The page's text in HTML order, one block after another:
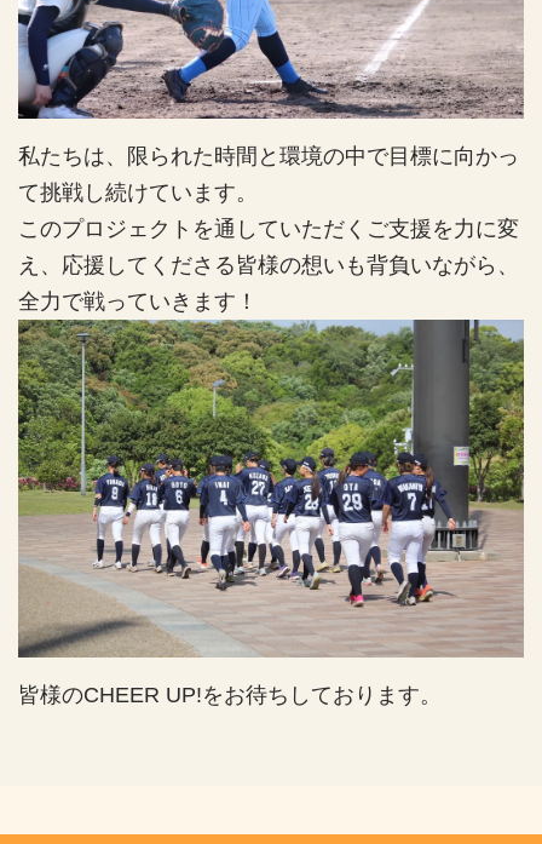
私たちは、限られた時間と環境の中で目標に向かっ
て挑戦し続けています。
このプロジェクトを通していただくご支援を力に変
え、応援してくださる皆様の想いも背負いながら、
全力で戦っていきます！
皆様のCHEER UP!をお待ちしております。